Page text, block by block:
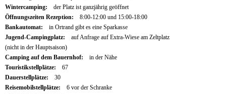
Wintercamping:
der Platz ist ganzjährig geöffnet
Öffnungszeiten Rezeption:
8:00-12:00 und 15:00-18:00
Bankautomat:
in Ortrand gibt es eine Sparkasse
Jugend-Campingplatz:
auf Anfrage auf Extra-Wiese am Zeltplatz
(nicht in der Hauptsaison)
Camping auf dem Bauernhof:
in der Nähe
Touristikstellplätze:
67
Dauerstellplätze:
30
Reisemobilstellplätze:
6 vor der Schranke